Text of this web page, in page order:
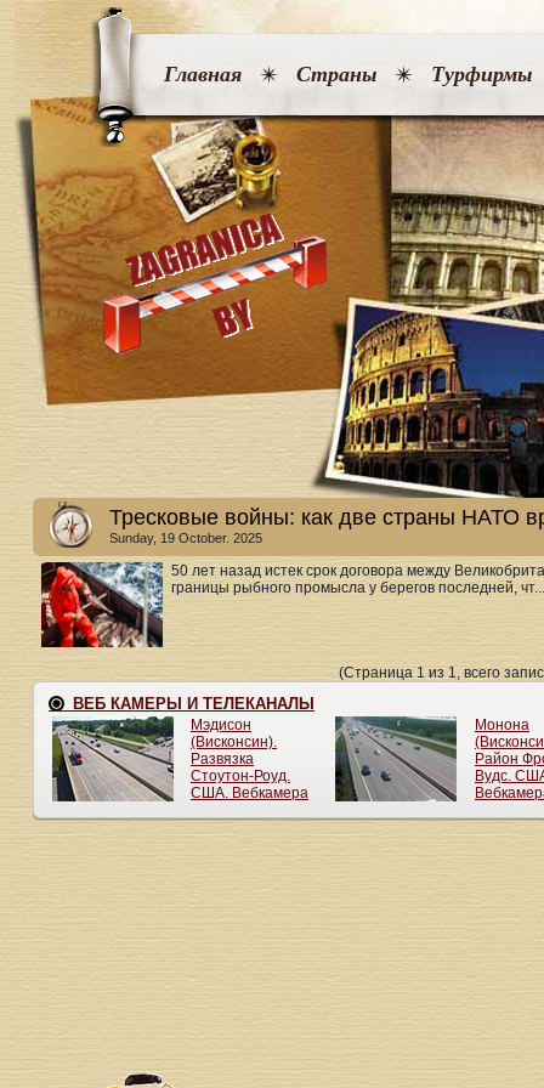
Главная Страны Турфирмы
Тресковые войны: как две страны НАТО
Sunday, 19 October. 2025
50 лет назад истек срок договора между
границы рыбного промысла у берегов последней, чт...
(Страница 1 из 1, всего